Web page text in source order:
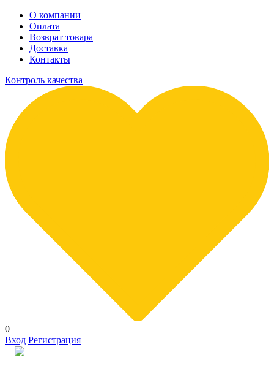
О компании
Оплата
Возврат товара
Доставка
Контакты
Контроль качества
0
Вход Регистрация